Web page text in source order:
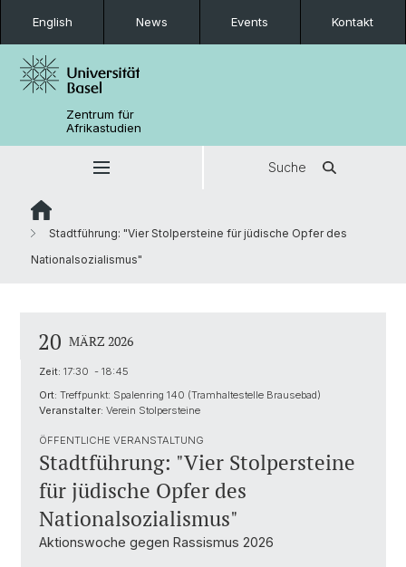
English News Events Kontakt
Zentrum für
Afrikastudien
Suche
Stadtführung: "Vier Stolpersteine für jüdische Opfer des
Nationalsozialismus"
20 MÄRZ 2026
Zeit: 17:30 - 18:45
Ort: Treffpunkt: Spalenring 140 (Tramhaltestelle Brausebad)
Veranstalter: Verein Stolpersteine
ÖFFENTLICHE VERANSTALTUNG
Stadtführung: "Vier Stolpersteine
für jüdische Opfer des
Nationalsozialismus"
Aktionswoche gegen Rassismus 2026